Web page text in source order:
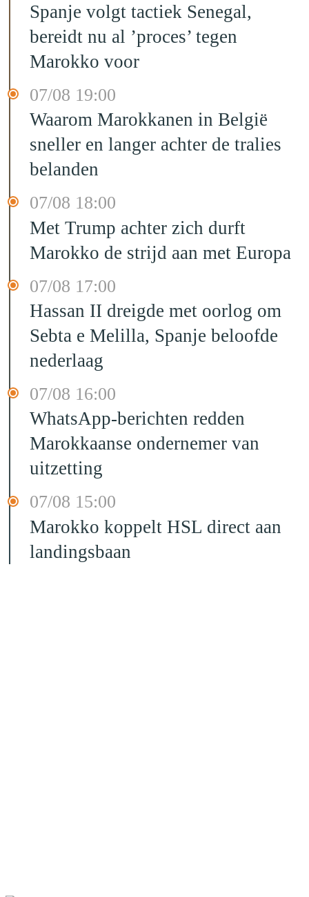
Spanje volgt tactiek Senegal,
bereidt nu al ’proces’ tegen
Marokko voor
07/08 19:00
Waarom Marokkanen in België
sneller en langer achter de tralies
belanden
07/08 18:00
Met Trump achter zich durft
Marokko de strijd aan met Europa
07/08 17:00
Hassan II dreigde met oorlog om
Sebta e Melilla, Spanje beloofde
nederlaag
07/08 16:00
WhatsApp-berichten redden
Marokkaanse ondernemer van
uitzetting
07/08 15:00
Marokko koppelt HSL direct aan
landingsbaan